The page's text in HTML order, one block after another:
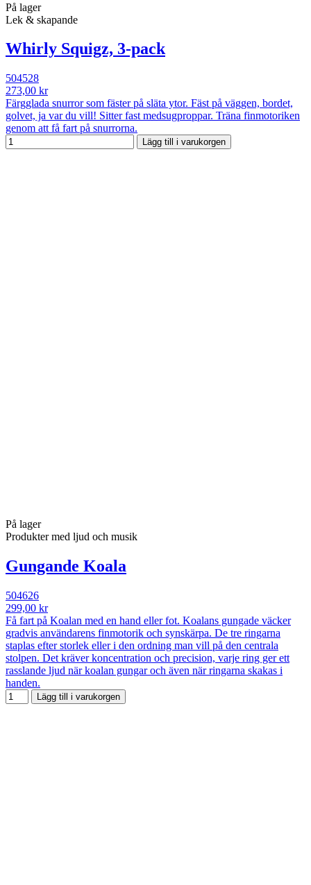
På lager
Lek & skapande
Whirly Squigz, 3-pack
504528
273,00 kr
Färgglada snurror som fäster på släta ytor. Fäst på väggen, bordet,
golvet, ja var du vill! Sitter fast medsugproppar. Träna finmotoriken
genom att få fart på snurrorna.
Lägg till i varukorgen
På lager
Produkter med ljud och musik
Gungande Koala
504626
299,00 kr
Få fart på Koalan med en hand eller fot. Koalans gungade väcker
gradvis användarens finmotorik och synskärpa. De tre ringarna
staplas efter storlek eller i den ordning man vill på den centrala
stolpen. Det kräver koncentration och precision, varje ring ger ett
rasslande ljud när koalan gungar och även när ringarna skakas i
handen.
Lägg till i varukorgen